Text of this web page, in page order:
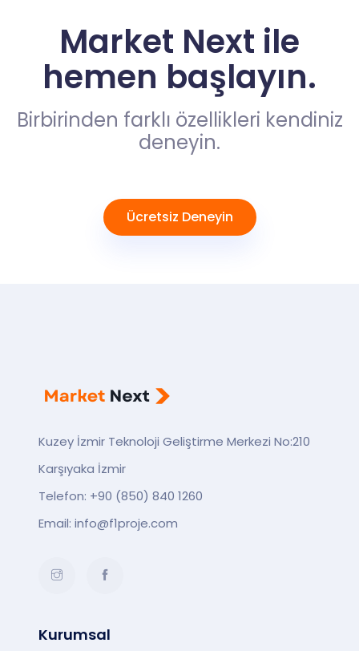
Market Next ile
hemen başlayın.
Birbirinden farklı özellikleri kendiniz
deneyin.
Ücretsiz Deneyin
Kuzey İzmir Teknoloji Geliştirme Merkezi No:210
Karşıyaka İzmir
Telefon: +90 (850) 840 1260
Email: info@f1proje.com
Instagram
Kurumsal